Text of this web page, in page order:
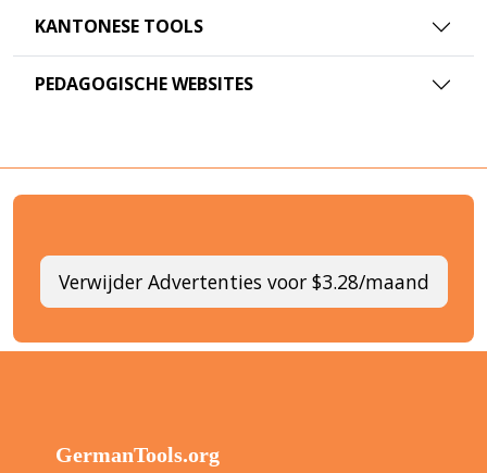
KANTONESE TOOLS
PEDAGOGISCHE WEBSITES
Verwijder Advertenties voor $3.28/maand